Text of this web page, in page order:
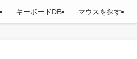
キーボードDB マウスを探す